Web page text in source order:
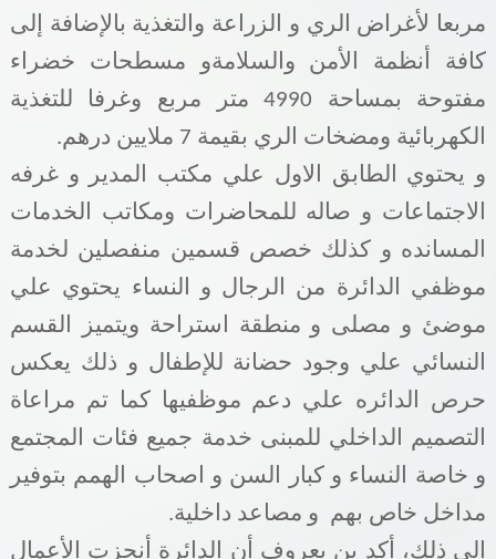
مربعا لأغراض الري و الزراعة والتغذية بالإضافة إلى
كافة أنظمة الأمن والسلامةو
مسطحات خضراء
مفتوحة بمساحة 4990 متر مربع وغرفا للتغذية
الكهربائية ومضخات الري بقيمة 7 ملايين درهم.
و يحتوي الطابق الاول علي مكتب المدير و غرفه
الاجتماعات و صاله للمحاضرات ومكاتب الخدمات
المسانده و كذلك خصص قسمين منفصلين لخدمة
موظفي الدائرة من الرجال و النساء يحتوي علي
موضئ و مصلى و منطقة استراحة ويتميز القسم
النسائي علي وجود حضانة للإطفال و ذلك يعكس
حرص الدائره علي دعم موظفيها كما تم مراعاة
التصميم الداخلي للمبنى خدمة جميع فئات المجتمع
و خاصة النساء و كبار السن و اصحاب الهمم بتوفير
مداخل خاص بهم
و مصاعد داخلية.
إلى ذلك، أكد بن يعروف أن الدائرة أنجزت الأعمال